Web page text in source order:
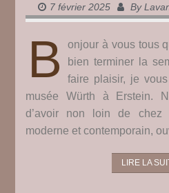
7 février 2025 By
B
onjour à vous tous
bien terminer la
faire plaisir, je
musée Würth à Erstein.
d’avoir non loin de chez
moderne et contemporain,
LIRE LA